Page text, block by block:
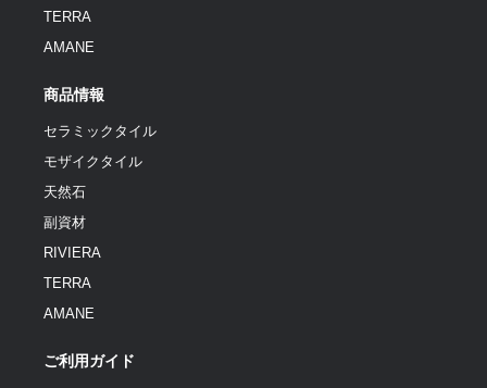
TERRA
AMANE
商品情報
セラミックタイル
モザイクタイル
天然石
副資材
RIVIERA
TERRA
AMANE
ご利用ガイド